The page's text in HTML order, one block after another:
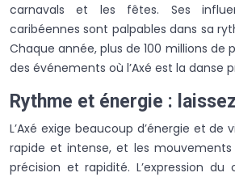
carnavals et les fêtes. Ses
caribéennes sont palpables dans sa
Chaque année, plus de 100 millions de
des événements où l’Axé est la danse
Rythme et énergie :
L’Axé exige beaucoup d’énergie et de
rapide et intense, et les
précision et rapidité. L’expression du